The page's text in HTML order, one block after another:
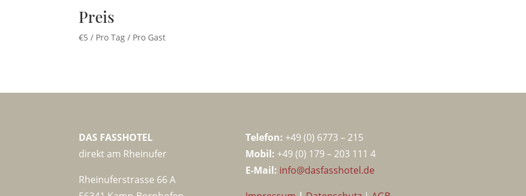
Preis
€5 / Pro Tag / Pro Gast
DAS FASSHOTEL
direkt am Rheinufer
Rheinuferstrasse 66 A
Telefon: +49 (0) 6773 – 215
Mobil: +49 (0) 179 – 203 111 4
E-Mail: info@dasfasshotel.de